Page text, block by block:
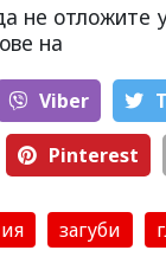
не отложите
на
Viber
Pinterest
загуби